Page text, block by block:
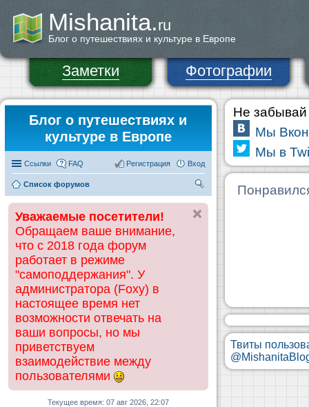
Mishanita.ru
Блог о путешествиях и культуре в Европе
Заметки Фотографии
Блог о путешествиях и
культуре в Европе
Ссылки FAQ Вход
Регистрация
Список форумов
ск
Уважаемые посетители!
Обращаем ваше внимание,
что с 2018 года форум
работает в режиме
"самоподдержания". У
администратора (Foxy) в
настоящее время нет
возможности отвечать на
ваши вопросы, но мы
приветствуем
взаимодействие между
пользователями
Текущее время: 07 авг 2026, 22:07
Не забывай
Мы
Мы в
Твиты